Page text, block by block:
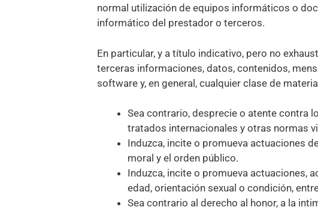
normal utilización de equipos informáticos o
informático del prestador o terceros.
En particular, y a título indicativo, pero no
terceras informaciones, datos, contenidos,
software y, en general, cualquier clase de
Sea contrario, desprecie o atente contra
tratados internacionales y otras normas
Induzca, incite o promueva actuaciones
moral y el orden público.
Induzca, incite o promueva actuaciones,
edad, orientación sexual o condición,
Sea contrario al derecho al honor, a la